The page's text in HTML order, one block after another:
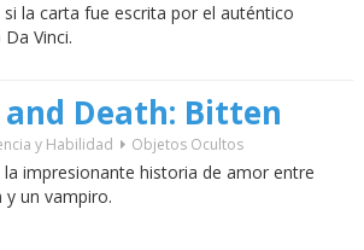
si la carta fue escrita por el auténtico
Vinci.
and Death: Bitten
y Habilidad Objetos Ocultos
la impresionante historia de amor entre
y un vampiro.